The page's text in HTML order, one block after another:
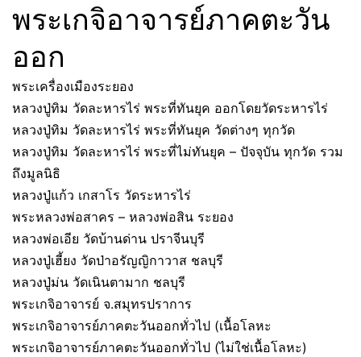
พระเกจิอาจารย์ภาคตะวัน
ออก
พระเครื่องเมืองระยอง
หลวงปู่ทิม วัดละหารไร่ พระที่ทันยุค ออกโดยวัดระหารไร่
หลวงปู่ทิม วัดละหารไร่ พระที่ทันยุค วัดต่างๆ ทุกวัด
หลวงปู่ทิม วัดละหารไร่ พระที่ไม่ทันยุค – ปัจจุบัน ทุกวัด รวม
ถึงมูลนิธิ
หลวงปู่แก้ว เกสาโร วัดระหารไร่
พระหลวงพ่อสาคร – หลวงพ่อสิน ระยอง
หลวงพ่อเอีย วัดบ้านด่าน ปราจีนบุรี
หลวงปู่เฮี้ยง วัดป่าอรัญญิกาวาส ชลบุรี
หลวงปู่ม่น วัดเนินตามาก ชลบุรี
พระเกจิอาจารย์ จ.สมุทรปราการ
พระเกจิอาจารย์ภาคตะวันออกทั่วไป (เนื้อโลหะ
พระเกจิอาจารย์ภาคตะวันออกทั่วไป (ไม่ใช่เนื้อโลหะ)